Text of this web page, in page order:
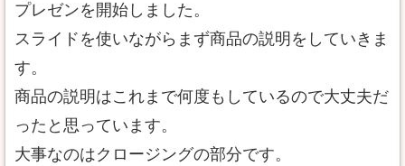
プレゼンを開始しました。
スライドを使いながらまず商品の説明をしていきま
す。
商品の説明はこれまで何度もしているので大丈夫だ
ったと思っています。
大事なのはクロージングの部分です。